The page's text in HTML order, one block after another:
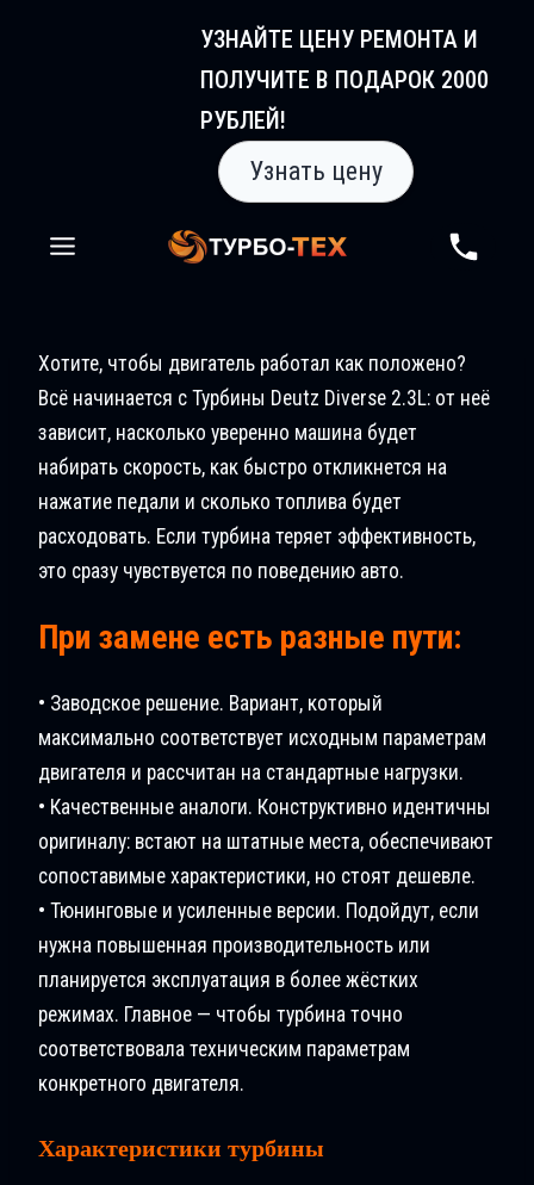
УЗНАЙТЕ ЦЕНУ РЕМОНТА И
ПОЛУЧИТЕ В ПОДАРОК 2000
РУБЛЕЙ!
Узнать цену
Хотите, чтобы двигатель работал как положено?
Всё начинается с Турбины Deutz Diverse 2.3L: от неё
зависит, насколько уверенно машина будет
набирать скорость, как быстро откликнется на
нажатие педали и сколько топлива будет
расходовать. Если турбина теряет эффективность,
это сразу чувствуется по поведению авто.
При замене есть разные пути:
• Заводское решение. Вариант, который
максимально соответствует исходным параметрам
двигателя и рассчитан на стандартные нагрузки.
• Качественные аналоги. Конструктивно идентичны
оригиналу: встают на штатные места, обеспечивают
сопоставимые характеристики, но стоят дешевле.
• Тюнинговые и усиленные версии. Подойдут, если
нужна повышенная производительность или
планируется эксплуатация в более жёстких
режимах. Главное — чтобы турбина точно
соответствовала техническим параметрам
конкретного двигателя.
Характеристики турбины